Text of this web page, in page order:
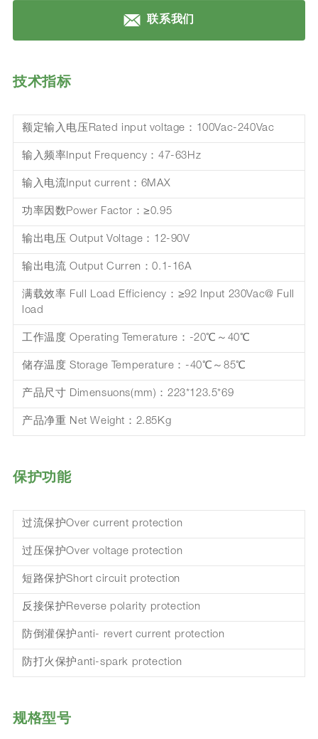
联系我们
技术指标
额定输入电压Rated input voltage：100Vac-240Vac
输入频率Input Frequency：47-63Hz
输入电流Input current：6MAX
功率因数Power Factor：≥0.95
输出电压 Output Voltage：12-90V
输出电流 Output Curren：0.1-16A
满载效率 Full Load Efficiency：≥92 Input 230Vac@ Full
load
工作温度 Operating Temerature：-20℃～40℃
储存温度 Storage Temperature：-40℃～85℃
产品尺寸 Dimensuons(mm)：223*123.5*69
产品净重 Net Weight：2.85Kg
保护功能
过流保护Over current protection
过压保护Over voltage protection
短路保护Short circuit protection
反接保护Reverse polarity protection
防倒灌保护anti- revert current protection
防打火保护anti-spark protection
规格型号